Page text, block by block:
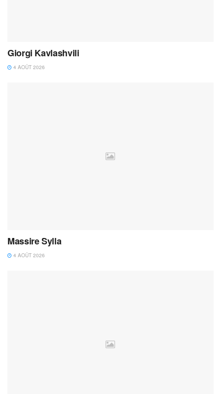
Giorgi Kavlashvili
4 AOÛT 2026
Massire Sylla
4 AOÛT 2026